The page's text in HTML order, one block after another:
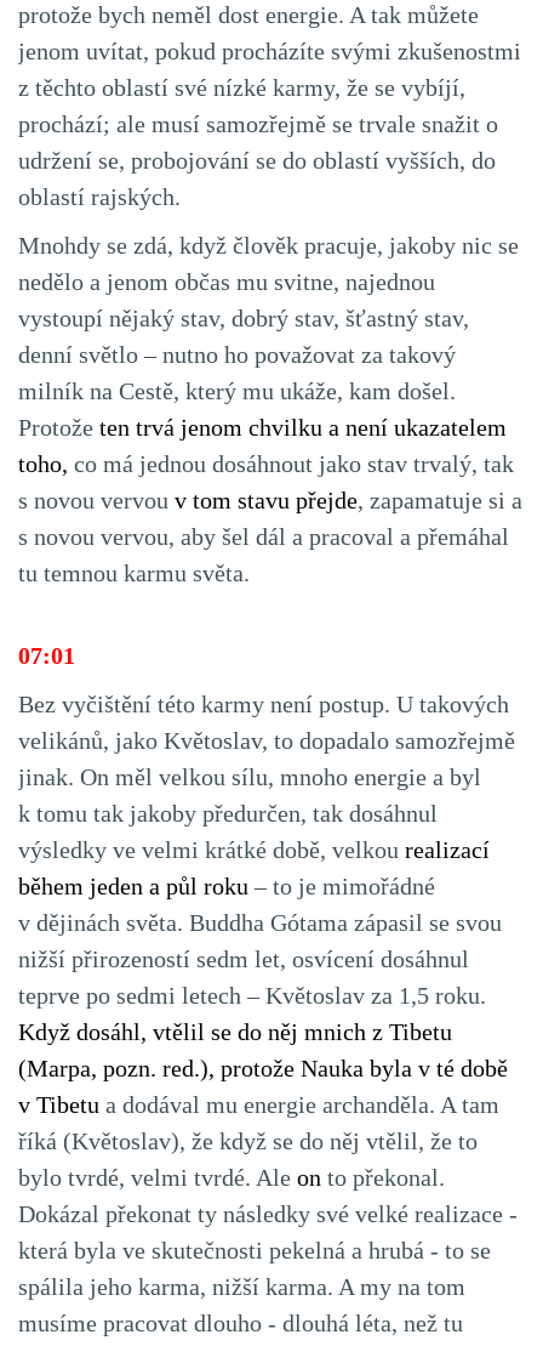
protože bych neměl dost energie. A tak můžete
jenom uvítat, pokud procházíte svými zkušenostmi
z těchto oblastí své nízké karmy, že se vybíjí,
prochází; ale musí samozřejmě se trvale snažit o
udržení se, probojování se do oblastí vyšších, do
oblastí rajských.
Mnohdy se zdá, když člověk pracuje, jakoby nic se
nedělo a jenom občas mu svitne, najednou
vystoupí nějaký stav, dobrý stav, šťastný stav,
denní světlo – nutno ho považovat za takový
milník na Cestě, který mu ukáže, kam došel.
Protože ten trvá jenom chvilku a není ukazatelem
toho, co má jednou dosáhnout jako stav trvalý, tak
s novou vervou v tom stavu přejde, zapamatuje si a
s novou vervou, aby šel dál a pracoval a přemáhal
tu temnou karmu světa.
07:01
Bez vyčištění této karmy není postup. U takových
velikánů, jako Květoslav, to dopadalo samozřejmě
jinak. On měl velkou sílu, mnoho energie a byl
k tomu tak jakoby předurčen, tak dosáhnul
výsledky ve velmi krátké době, velkou realizací
během jeden a půl roku– to je mimořádné
v dějinách světa. Buddha Gótama zápasil se svou
nižší přirozeností sedm let, osvícení dosáhnul
teprve po sedmi letech – Květoslav za 1,5 roku.
Když dosáhl, vtělil se do něj mnich z Tibetu
(Marpa, pozn. red.), protože Nauka byla v té době
v Tibetu a dodával mu energie archanděla. A tam
říká (Květoslav), že když se do něj vtělil, že to
bylo tvrdé, velmi tvrdé. Ale on to překonal.
Dokázal překonat ty následky své velké realizace -
která byla ve skutečnosti pekelná a hrubá - to se
spálila jeho karma, nižší karma. A my na tom
musíme pracovat dlouho - dlouhá léta, než tu